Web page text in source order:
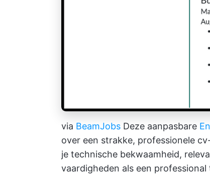
via BeamJobs Deze aanpasbare
over een strakke, professionele
je technische bekwaamheid,
vaardigheden als een